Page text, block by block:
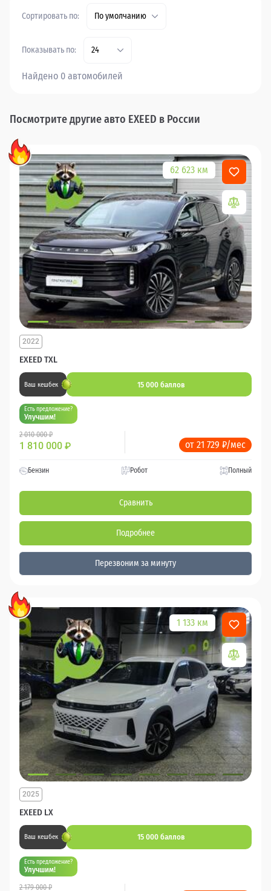
Сортировать по: По умолчанию
Показывать по: 24
Найдено 0 автомобилей
Посмотрите другие авто EXEED в России
62 623 км
EXEED TXL
2022
Ваш кешбек 15 000 баллов
Есть предложение?
Улучшим!
2 010 000 ₽
1 810 000 ₽ от 21 729 ₽/мес
Бензин Робот Полный
Сравнить
Подробнее
Перезвоним за минуту
1 133 км
EXEED LX
2025
Ваш кешбек 15 000 баллов
Есть предложение?
Улучшим!
2 179 000 ₽